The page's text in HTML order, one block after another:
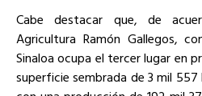
Cabe destacar que, de
Agricultura Ramón Gallegos,
Sinaloa ocupa el tercer lugar en
superficie sembrada de 3 mil